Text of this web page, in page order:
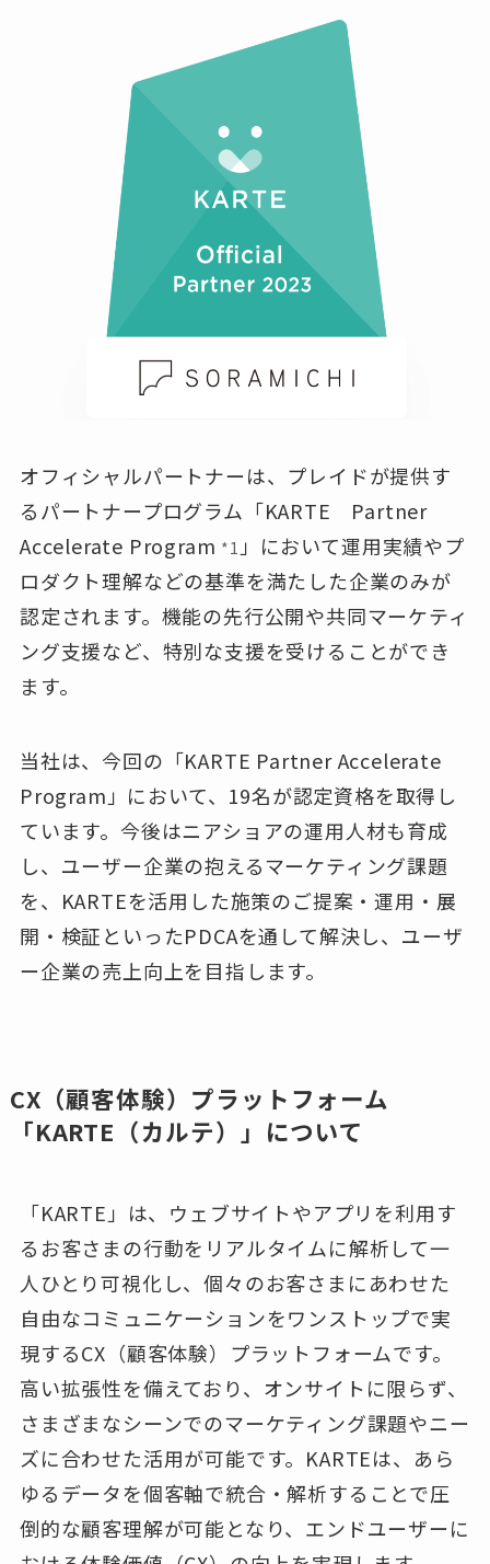
オフィシャルパートナーは、プレイドが提供す
るパートナープログラム「KARTE Partner
Accelerate Program *1」において運用実績やプ
ロダクト理解などの基準を満たした企業のみが
認定されます。機能の先行公開や共同マーケティ
ング支援など、特別な支援を受けることができ
ます。
当社は、今回の「KARTE Partner Accelerate
Program」において、19名が認定資格を取得し
ています。今後はニアショアの運用人材も育成
し、ユーザー企業の抱えるマーケティング課題
を、KARTEを活用した施策のご提案・運用・展
開・検証といったPDCAを通して解決し、ユーザ
ー企業の売上向上を目指します。
CX（顧客体験）プラットフォーム
「KARTE（カルテ）」について
「KARTE」は、ウェブサイトやアプリを利用す
るお客さまの行動をリアルタイムに解析して一
人ひとり可視化し、個々のお客さまにあわせた
自由なコミュニケーションをワンストップで実
現するCX（顧客体験）プラットフォームです。
高い拡張性を備えており、オンサイトに限らず、
さまざまなシーンでのマーケティング課題やニー
ズに合わせた活用が可能です。KARTEは、あら
ゆるデータを個客軸で統合・解析することで圧
倒的な顧客理解が可能となり、エンドユーザーに